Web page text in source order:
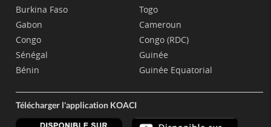
Burkina Faso
Gabon
Congo
Sénégal
Bénin
Togo
Cameroun
Congo (RDC)
Guinée
Guinée Equatorial
Télécharger l'application KOACI